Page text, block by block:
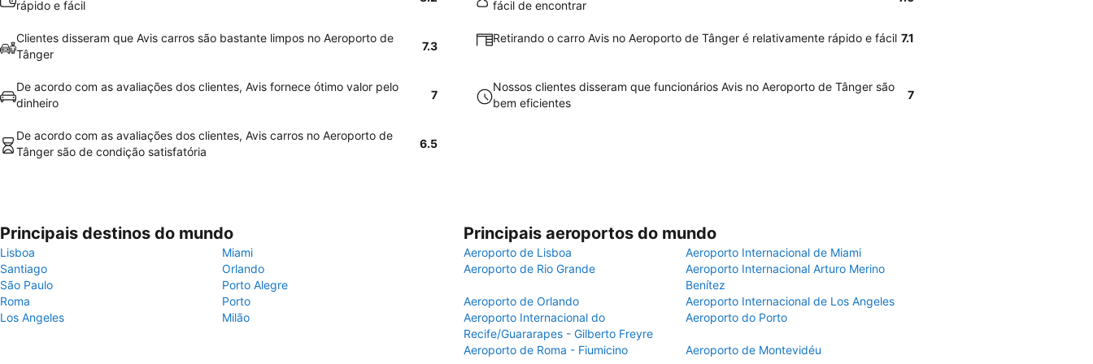
rápido e fácil fácil de encontrar
Clientes disseram que Avis carros são bastante limpos no Aeroporto de
Tânger
7.3
Retirando o carro Avis no Aeroporto de Tânger é relativamente rápido e fácil 7.1
De acordo com as avaliações dos clientes, Avis fornece ótimo valor pelo
dinheiro
7
Nossos clientes disseram que funcionários Avis no Aeroporto de Tânger são
bem eficientes
7
De acordo com as avaliações dos clientes, Avis carros no Aeroporto de
Tânger são de condição satisfatória
6.5
Principais destinos do mundo
Lisboa
Miami
Santiago
Orlando
São Paulo
Porto Alegre
Roma
Porto
Los Angeles
Milão
Principais aeroportos do mundo
Aeroporto de Lisboa
Aeroporto Internacional de Miami
Aeroporto de Rio Grande
Aeroporto Internacional Arturo Merino
Benítez
Aeroporto de Orlando
Aeroporto Internacional de Los Angeles
Aeroporto Internacional do
Recife/Guararapes - Gilberto Freyre
Aeroporto do Porto
Aeroporto de Roma - Fiumicino Aeroporto de Montevidéu